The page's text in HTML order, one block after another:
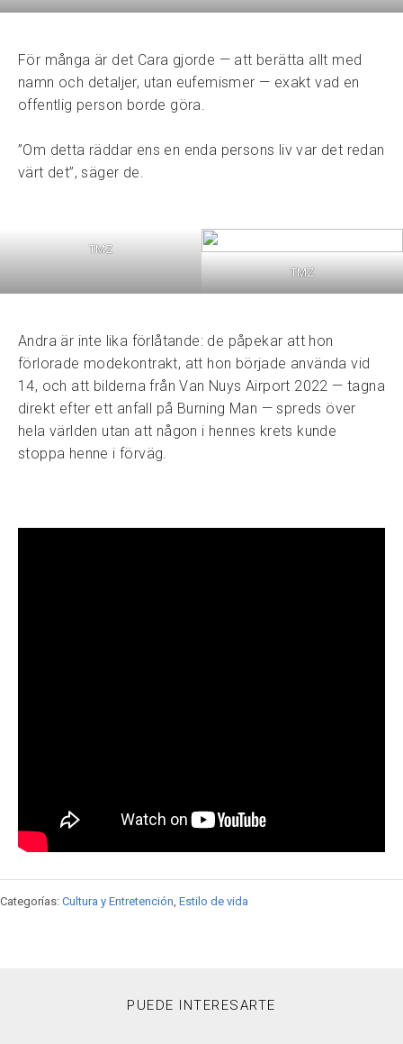
För många är det Cara gjorde — att berätta allt med
namn och detaljer, utan eufemismer — exakt vad en
offentlig person borde göra.
”Om detta räddar ens en enda persons liv var det redan
värt det”, säger de.
TMZ
TMZ
Andra är inte lika förlåtande: de påpekar att hon
förlorade modekontrakt, att hon började använda vid
14, och att bilderna från Van Nuys Airport 2022 — tagna
direkt efter ett anfall på Burning Man — spreds över
hela världen utan att någon i hennes krets kunde
stoppa henne i förväg.
Categorías: Cultura y Entretención Estilo de vida
PUEDE INTERESARTE